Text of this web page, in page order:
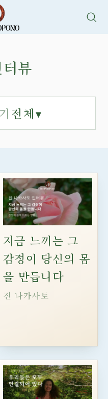
뷰
전체▾
지금 느끼는 그
감정이 당신의 몸
을 만듭니다
진 나카사토